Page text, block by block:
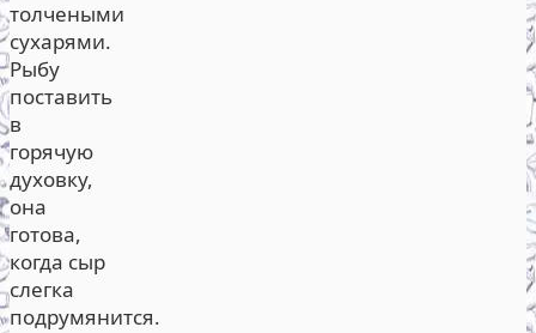
толчеными
сухарями.
Рыбу
поставить
в
горячую
духовку,
она
готова,
когда сыр
слегка
подрумянится.